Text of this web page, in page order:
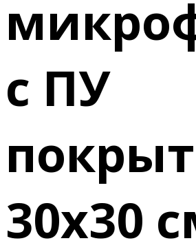
с ПУ
30х30